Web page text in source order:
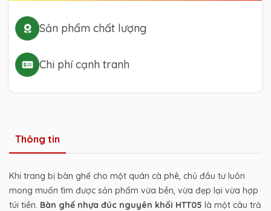
Sản phẩm chất lượng
Chi phí cạnh tranh
Thông tin
Khi trang bị bàn ghế cho một quán cà phê, chủ đầu tư luôn
mong muốn tìm được sản phẩm vừa bền, vừa đẹp lại vừa hợp
túi tiền. Bàn ghế nhựa đúc nguyên khối HTT05 là một câu trả